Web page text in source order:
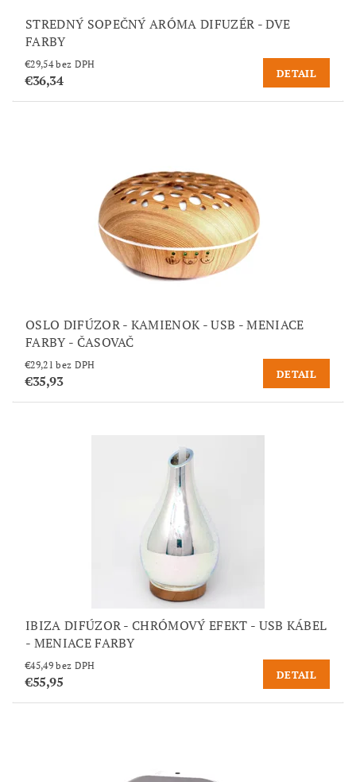
STREDNÝ SOPEČNÝ ARÓMA DIFUZÉR - DVE
FARBY
€29,54 bez DPH
€36,34 DETAIL
OSLO DIFÚZOR - KAMIENOK - USB - MENIACE
FARBY - ČASOVAČ
€29,21 bez DPH
€35,93 DETAIL
IBIZA DIFÚZOR - CHRÓMOVÝ EFEKT - USB KÁBEL
- MENIACE FARBY
€45,49 bez DPH
€55,95 DETAIL